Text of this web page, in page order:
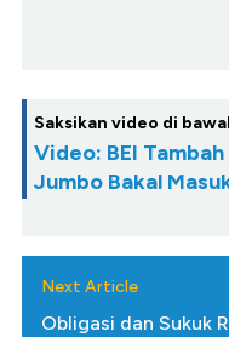
Saksikan video di
Video: BEI
Jumbo Bakal
Next Article
Obligasi dan Sukuk